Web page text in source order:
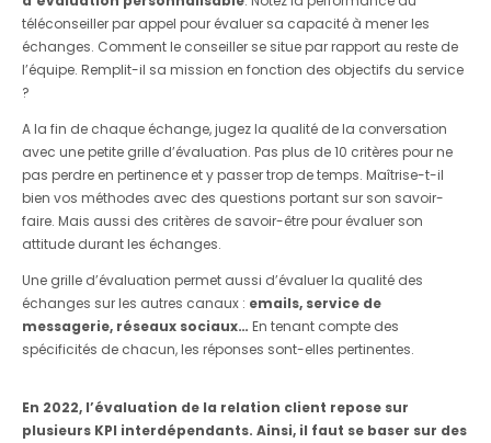
téléconseiller par appel pour évaluer sa capacité à mener les
échanges. Comment le conseiller se situe par rapport au reste de
l’équipe. Remplit-il sa mission en fonction des objectifs du service
?
A la fin de chaque échange, jugez la qualité de la conversation
avec une petite grille d’évaluation. Pas plus de 10 critères pour ne
pas perdre en pertinence et y passer trop de temps. Maîtrise-t-il
bien vos méthodes avec des questions portant sur son savoir-
faire. Mais aussi des critères de savoir-être pour évaluer son
attitude durant les échanges.
Une grille d’évaluation permet aussi d’évaluer la qualité des
échanges sur les autres canaux : emails, service de
messagerie, réseaux sociaux… En tenant compte des
spécificités de chacun, les réponses sont-elles pertinentes.
En 2022, l’évaluation de la relation client repose sur
plusieurs KPI interdépendants. Ainsi, il faut se baser sur des